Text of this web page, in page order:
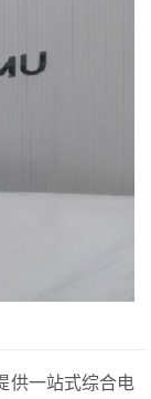
供一站式综合电